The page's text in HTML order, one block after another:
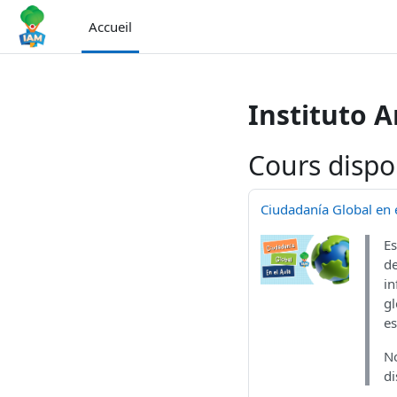
Passer au contenu principal
Accueil
Instituto
Cours
Ciudadanía Global